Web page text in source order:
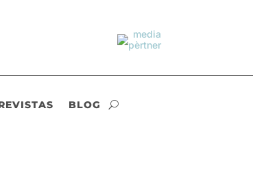
BLOG